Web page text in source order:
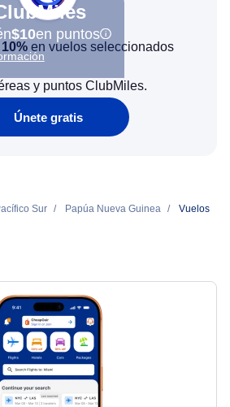
$10en puntos
en vuelos seleccionados
y puntos ClubMiles.
Únete gratis
Sur Papúa Nueva Guinea
Vuelos